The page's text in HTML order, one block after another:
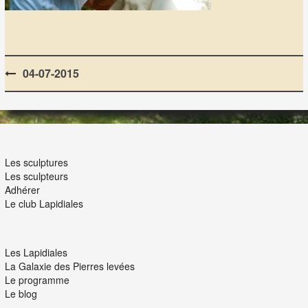
Post
navigation
04-07-2015
Les sculptures
Les sculpteurs
Adhérer
Le club Lapidiales
Les Lapidiales
La Galaxie des Pierres levées
Le programme
Le blog